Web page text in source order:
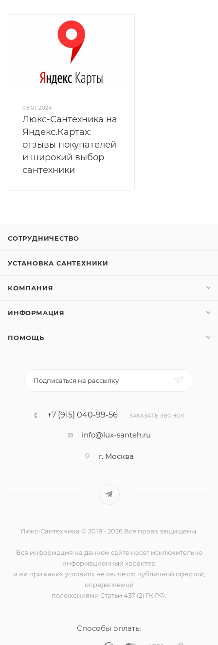
08.01.2024
Люкс-Сантехника на
Яндекс.Картах:
отзывы покупателей
и широкий выбор
сантехники
СОТРУДНИЧЕСТВО
УСТАНОВКА САНТЕХНИКИ
КОМПАНИЯ
ИНФОРМАЦИЯ
ПОМОЩЬ
Подписаться на рассылку
+7 (915) 040-99-56 ЗАКАЗАТЬ ЗВОНОК
info@lux-santeh.ru
г. Москва
Люкс-Сантехника © 2018 - 2026 Все права защищены.
Вся информация на данном сайте несёт исключительно
информационный характер
и ни при каких условиях не является публичной офертой,
определяемой
положениями Статьи 437 (2) ГК РФ.
Способы оплаты